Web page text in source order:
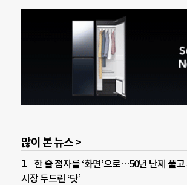
많이 본 뉴스 >
한 줄 점자를 ‘화면’으로…50년 난제 풀고
시장 두드린 ‘닷’